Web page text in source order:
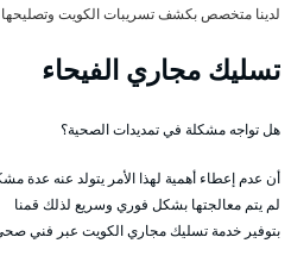
لدينا متخصص بكشف تسريبات الكويت
تسليك مجاري الفيحاء
هل تواجه مشكلة في تمديدات الصحية؟
أن عدم إعطاء أهمية لهذا الأمر يتولد عنه عدة
لم يتم معالجتها بشكل فوري وسريع لذلك قمنا
بتوفير خدمة تسليك مجاري الكويت عبر فني